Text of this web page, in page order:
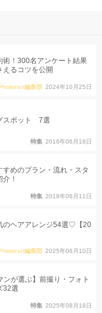
術！300名アンケート結果
えるコツを公開
編集部 2024年10月25日
スポット 7選
特集 2016年06月18日
めのプラン・流れ・スタ
！
特集 2018年06月11日
のヘアアレンジ54選♡【20
編集部 2025年06月10日
ンが選ぶ】前撮り・フォト
32選
特集 2025年08月18日